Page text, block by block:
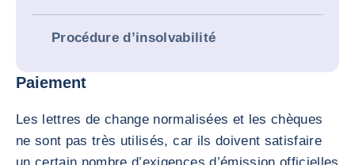
Procédure d’insolvabilité
Paiement
Les lettres de change normalisées et les chèques
ne sont pas très utilisés, car ils doivent satisfaire